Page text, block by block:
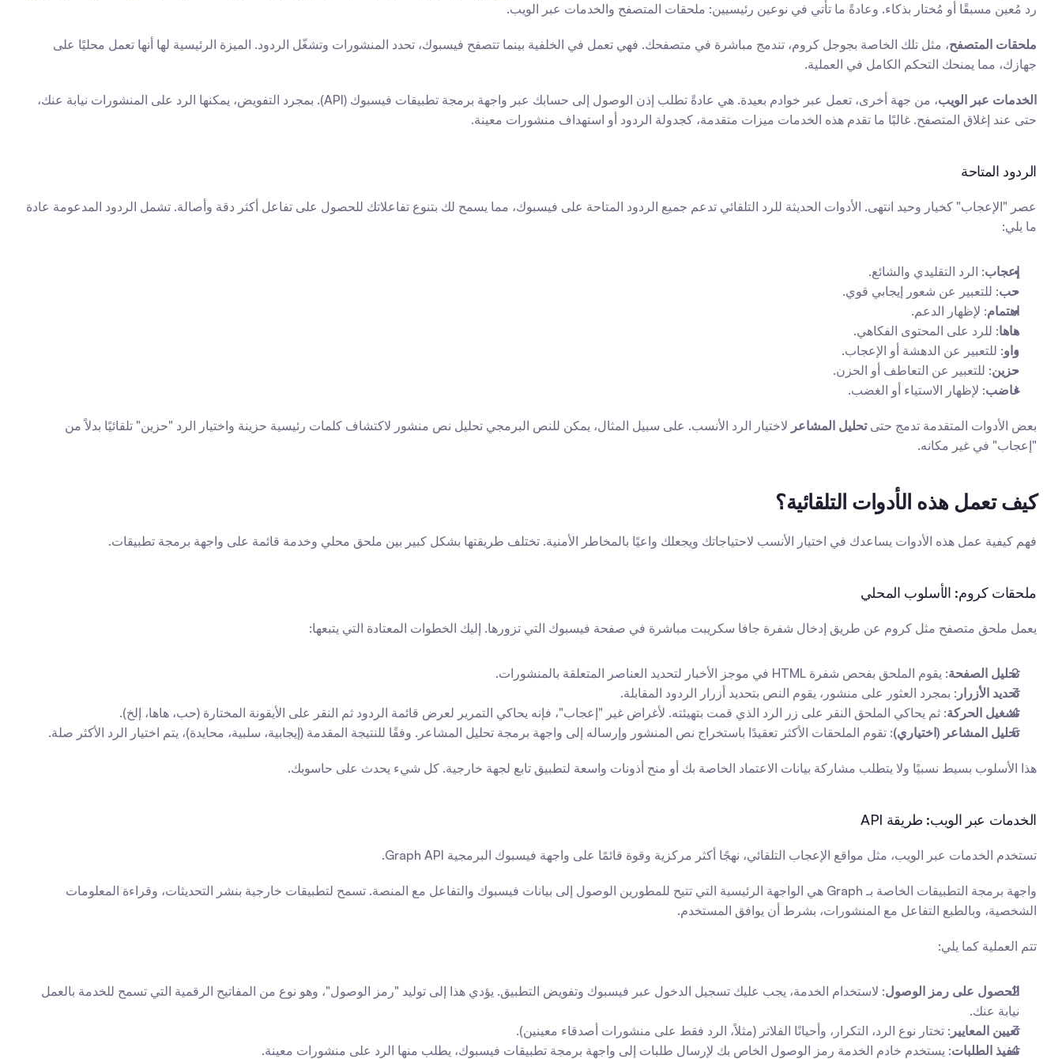
رد مُعين مسبقًا أو مُختار بذكاء. وعادةً ما تأتي في نوعين رئيسيين: ملحقات المتصفح والخدمات عبر الويب.
ملحقات المتصفح
جهازك، مما يمنحك التحكم الكامل في العملية.
الخدمات عبر الويب
حتى عند إغلاق المتصفح. غالبًا ما تقدم هذه الخدمات ميزات متقدمة، كجدولة الردود أو استهداف منشورات معينة.
الردود المتاحة
ما يلي:
إعجاب: الرد التقليدي والشائع.
حب: للتعبير عن شعور إيجابي قوي.
اهتمام: لإظهار الدعم.
هاها: للرد على المحتوى الفكاهي.
واو: للتعبير عن الدهشة أو الإعجاب.
حزين: للتعبير عن التعاطف أو الحزن.
غاضب: لإظهار الاستياء أو الغضب.
بعض الأدوات المتقدمة تدمج حتى تحليل المشاعر
"إعجاب" في غير مكانه.
كيف تعمل هذه الأدوات التلقائية؟
فهم كيفية عمل هذه الأدوات يساعدك في اختيار الأنسب لاحتياجاتك ويجعلك واعيًا بالمخاطر الأمنية. تختلف طريقتها بشكل كبير بين ملحق محلي وخدمة قائمة على واجهة برمجة تطبيقات.
ملحقات كروم: الأسلوب المحلي
يعمل ملحق متصفح مثل كروم عن طريق إدخال شفرة جافا سكريبت مباشرة في صفحة فيسبوك التي تزورها. إليك الخطوات المعتادة التي يتبعها:
تحليل الصفحة: يقوم الملحق بفحص شفرة HTML في موجز الأخبار لتحديد العناصر المتعلقة بالمنشورات.
تحديد الأزرار : بمجرد العثور على منشور، يقوم النص بتحديد أزرار الردود المقابلة.
تشغيل الحركة: ثم يحاكي الملحق النقر على زر الرد الذي قمت بتهيئته. لأغراض غير "إعجاب"، فإنه يحاكي التمرير لعرض قائمة الردود ثم النقر على الأيقونة المختارة (حب، هاها، إلخ).
تحليل المشاعر (اختياري): تقوم الملحقات الأكثر تعقيدًا باستخراج نص المنشور وإرساله إلى واجهة برمجة تحليل المشاعر. وفقًا للنتيجة المقدمة (إيجابية، سلبية، محايدة)، يتم اختيار الرد الأكثر صلة.
هذا الأسلوب بسيط نسبيًا ولا يتطلب مشاركة بيانات الاعتماد الخاصة بك أو منح أذونات واسعة لتطبيق تابع لجهة خارجية. كل شيء يحدث على حاسوبك.
الخدمات عبر الويب: طريقة API
تستخدم الخدمات عبر الويب، مثل مواقع الإعجاب التلقائي، نهجًا أكثر مركزية وقوة قائمًا على واجهة فيسبوك البرمجية Graph API.
الشخصية، وبالطبع التفاعل مع المنشورات، بشرط أن يوافق المستخدم.
تتم العملية كما يلي:
الحصول على رمز الوصول
نيابة عنك.
تعيين المعايير : تختار نوع الرد، التكرار، وأحيانًا الفلاتر (مثلاً، الرد فقط على منشورات أصدقاء معينين).
تنفيذ الطلبات: يستخدم خادم الخدمة رمز الوصول الخاص بك لإرسال طلبات إلى واجهة برمجة تطبيقات فيسبوك، يطلب منها الرد على منشورات معينة.